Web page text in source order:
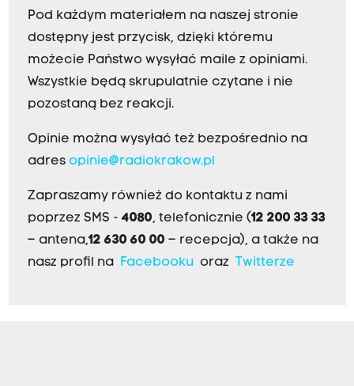
Pod każdym materiałem na naszej stronie
dostępny jest przycisk, dzięki któremu
możecie Państwo wysyłać maile z opiniami.
Wszystkie będą skrupulatnie czytane i nie
pozostaną bez reakcji.
Opinie można wysyłać też bezpośrednio na
adres opinie@radiokrakow.pl
Zapraszamy również do kontaktu z nami
poprzez SMS - 4080, telefonicznie (12 200 33 33
– antena,12 630 60 00 – recepcja), a także na
nasz profil na
Facebookuoraz Twitterze